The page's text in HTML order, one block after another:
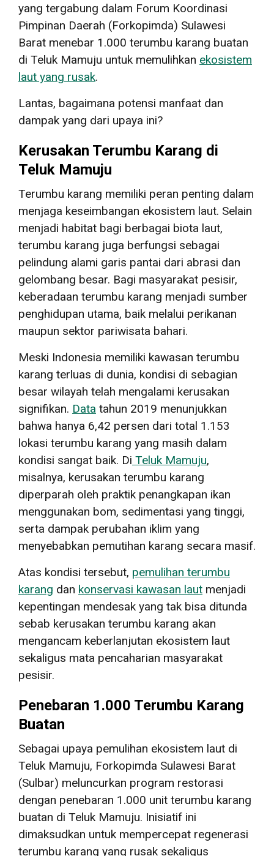
yang tergabung dalam Forum Koordinasi
Pimpinan Daerah (Forkopimda) Sulawesi
Barat menebar 1.000 terumbu karang buatan
di Teluk Mamuju untuk memulihkan ekosistem
laut yang rusak.
Lantas, bagaimana potensi manfaat dan
dampak yang dari upaya ini?
Kerusakan Terumbu Karang di
Teluk Mamuju
Terumbu karang memiliki peran penting dalam
menjaga keseimbangan ekosistem laut. Selain
menjadi habitat bagi berbagai biota laut,
terumbu karang juga berfungsi sebagai
pelindung alami garis pantai dari abrasi dan
gelombang besar. Bagi masyarakat pesisir,
keberadaan terumbu karang menjadi sumber
penghidupan utama, baik melalui perikanan
maupun sektor pariwisata bahari.
Meski Indonesia memiliki kawasan terumbu
karang terluas di dunia, kondisi di sebagian
besar wilayah telah mengalami kerusakan
signifikan. Data tahun 2019 menunjukkan
bahwa hanya 6,42 persen dari total 1.153
lokasi terumbu karang yang masih dalam
kondisi sangat baik. Di Teluk Mamuju,
misalnya, kerusakan terumbu karang
diperparah oleh praktik penangkapan ikan
menggunakan bom, sedimentasi yang tinggi,
serta dampak perubahan iklim yang
menyebabkan pemutihan karang secara masif.
Atas kondisi tersebut, pemulihan terumbu
karang dan konservasi kawasan laut menjadi
kepentingan mendesak yang tak bisa ditunda
sebab kerusakan terumbu karang akan
mengancam keberlanjutan ekosistem laut
sekaligus mata pencaharian masyarakat
pesisir.
Penebaran 1.000 Terumbu Karang
Buatan
Sebagai upaya pemulihan ekosistem laut di
Teluk Mamuju, Forkopimda Sulawesi Barat
(Sulbar) meluncurkan program restorasi
dengan penebaran 1.000 unit terumbu karang
buatan di Teluk Mamuju. Inisiatif ini
dimaksudkan untuk mempercepat regenerasi
terumbu karang yang rusak sekaligus